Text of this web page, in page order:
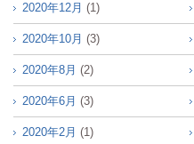
2020年12月 (1)
2020年10月 (3)
2020年8月 (2)
2020年6月 (3)
2020年2月 (1)